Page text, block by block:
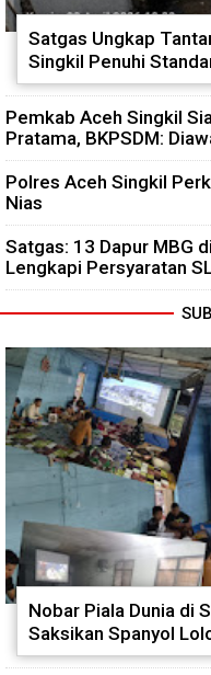
Satgas Ungkap
Singkil Penuhi
Pemkab Aceh Singkil
Pratama, BKPSDM:
Polres Aceh Singkil
Nias
Satgas: 13 Dapur MBG
Lengkapi Persyaratan
Nobar Piala Dunia di
Saksikan Spanyol